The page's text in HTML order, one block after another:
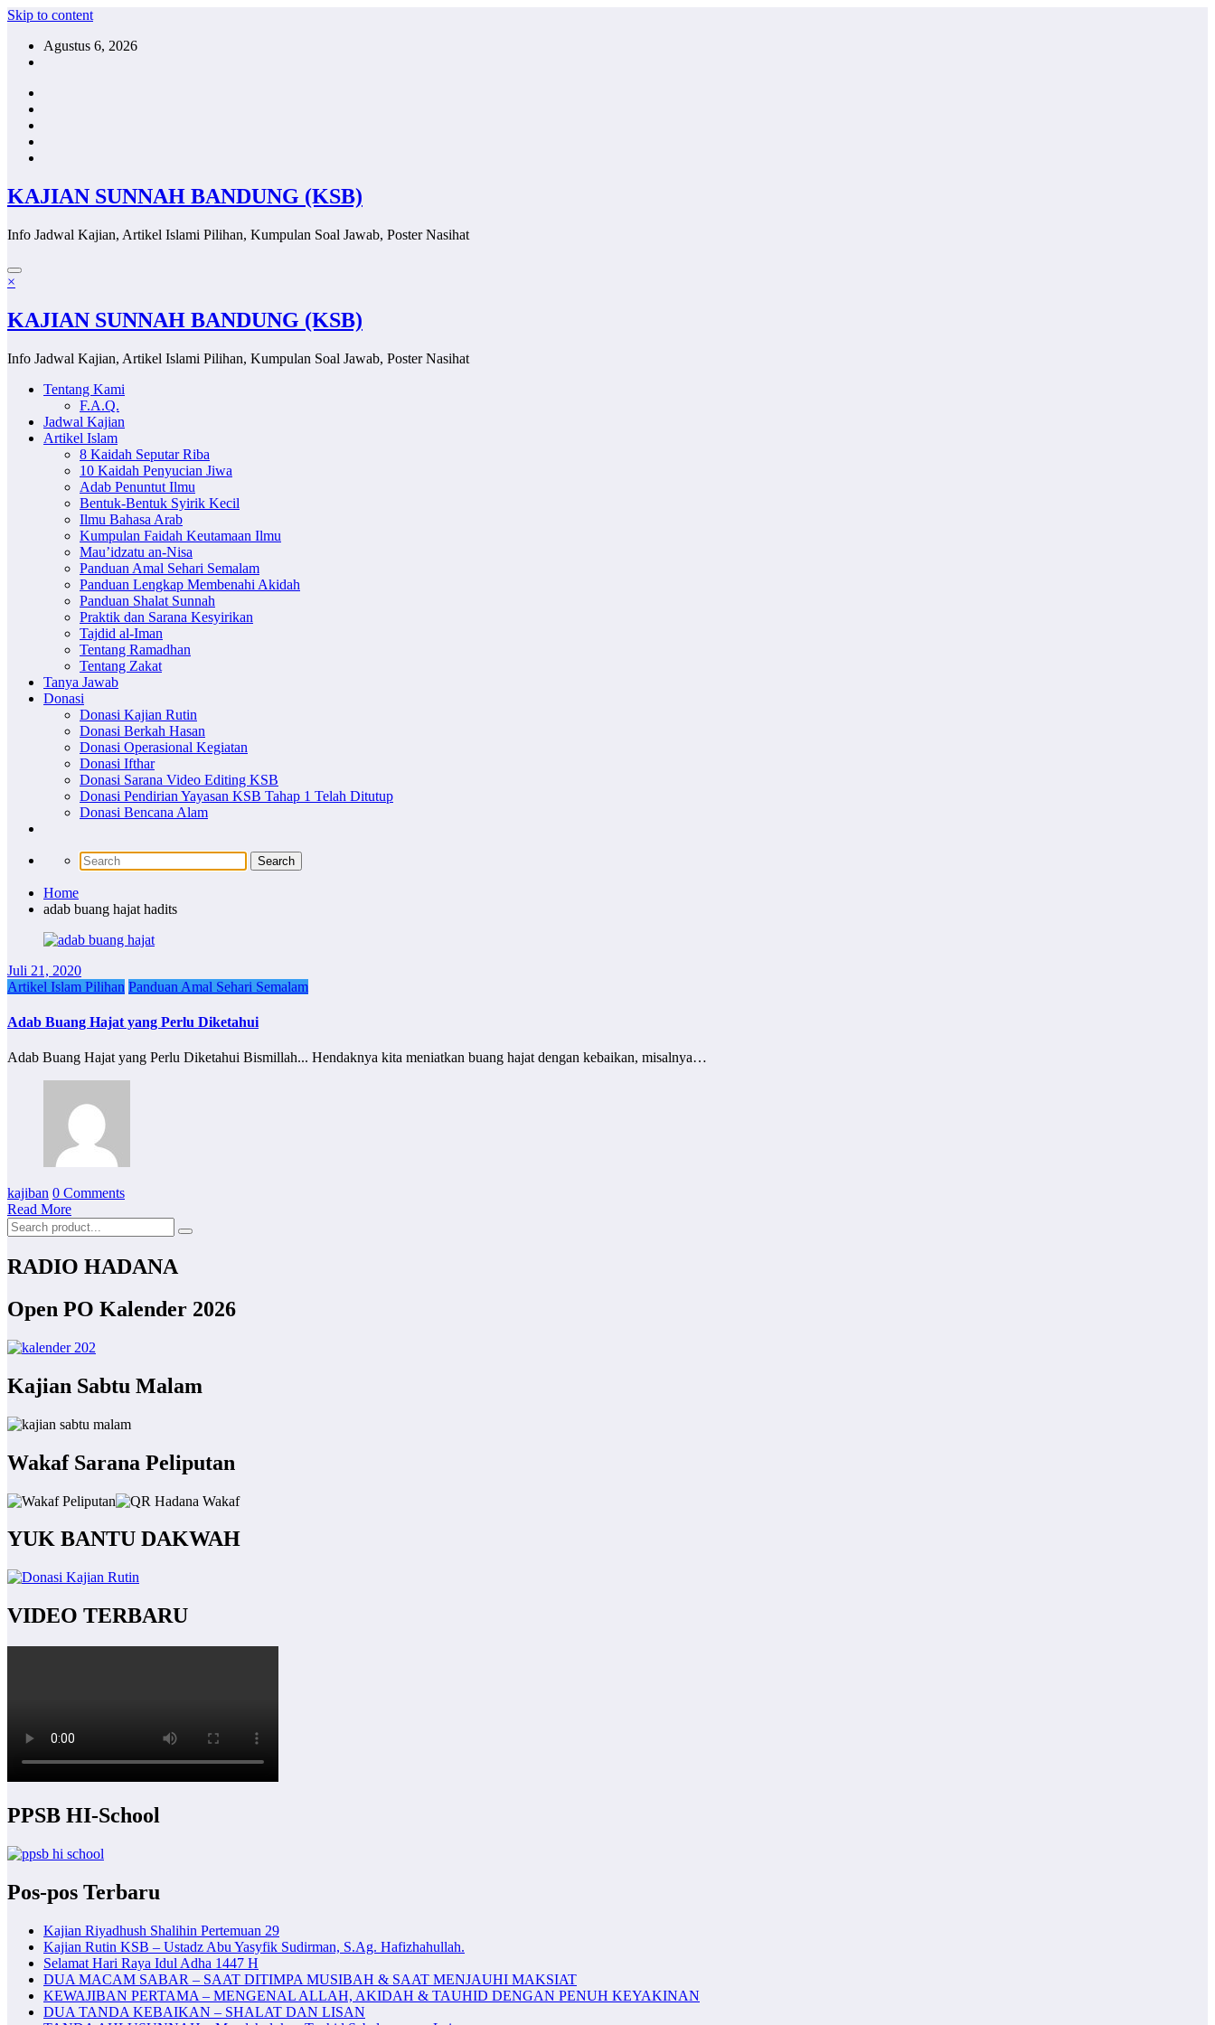
Skip to content
Agustus 6, 2026
KAJIAN SUNNAH BANDUNG (KSB)
Info Jadwal Kajian, Artikel Islami Pilihan, Kumpulan Soal Jawab, Poster Nasihat
×
KAJIAN SUNNAH BANDUNG (KSB)
Info Jadwal Kajian, Artikel Islami Pilihan, Kumpulan Soal Jawab, Poster Nasihat
Tentang Kami
F.A.Q.
Jadwal Kajian
Artikel Islam
8 Kaidah Seputar Riba
10 Kaidah Penyucian Jiwa
Adab Penuntut Ilmu
Bentuk-Bentuk Syirik Kecil
Ilmu Bahasa Arab
Kumpulan Faidah Keutamaan Ilmu
Mau’idzatu an-Nisa
Panduan Amal Sehari Semalam
Panduan Lengkap Membenahi Akidah
Panduan Shalat Sunnah
Praktik dan Sarana Kesyirikan
Tajdid al-Iman
Tentang Ramadhan
Tentang Zakat
Tanya Jawab
Donasi
Donasi Kajian Rutin
Donasi Berkah Hasan
Donasi Operasional Kegiatan
Donasi Ifthar
Donasi Sarana Video Editing KSB
Donasi Pendirian Yayasan KSB Tahap 1 Telah Ditutup
Donasi Bencana Alam
Home
adab buang hajat hadits
Juli 21, 2020
Artikel Islam Pilihan Panduan Amal Sehari Semalam
Adab Buang Hajat yang Perlu Diketahui
Adab Buang Hajat yang Perlu Diketahui Bismillah... Hendaknya kita meniatkan buang hajat dengan kebaikan, misalnya…
kajiban 0 Comments
Read More
RADIO HADANA
Open PO Kalender 2026
Kajian Sabtu Malam
Wakaf Sarana Peliputan
YUK BANTU DAKWAH
VIDEO TERBARU
PPSB HI-School
Pos-pos Terbaru
Kajian Riyadhush Shalihin Pertemuan 29
Kajian Rutin KSB – Ustadz Abu Yasyfik Sudirman, S.Ag. Hafizhahullah.
Selamat Hari Raya Idul Adha 1447 H
DUA MACAM SABAR – SAAT DITIMPA MUSIBAH & SAAT MENJAUHI MAKSIAT
KEWAJIBAN PERTAMA – MENGENAL ALLAH, AKIDAH & TAUHID DENGAN PENUH KEYAKINAN
DUA TANDA KEBAIKAN – SHALAT DAN LISAN